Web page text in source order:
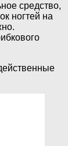
средство,
ногтей на